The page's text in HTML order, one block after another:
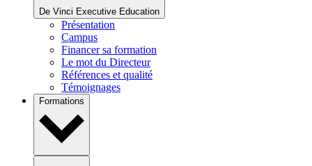
De Vinci Executive Education
Présentation
Campus
Financer sa formation
Le mot du Directeur
Références et qualité
Témoignages
Formations